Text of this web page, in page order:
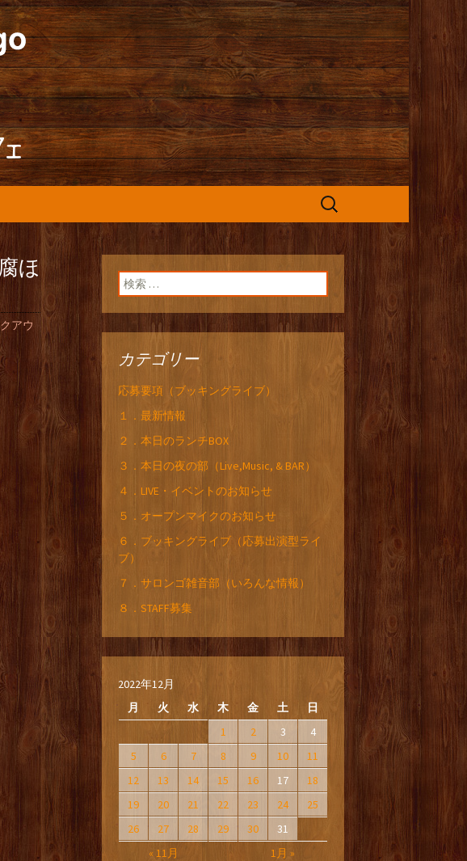
)カフェ』よりお
します。
検
ほ
アウ
検索:
カテゴリー
応募要項（ブッキングライブ）
１．最新情報
２．本日のランチBOX
３．本日の夜の部（Live,Music, & BAR）
４．LIVE・イベントのお知らせ
５．オープンマイクのお知らせ
６．ブッキングライブ（応募出演型ライ
ブ）
７．サロンゴ雑音部（いろんな情報）
８．STAFF募集
2022年12月
月
火 水 木 金 土 日
« 11月 1月 »
1 2 3
4
5
6 7 8 9 10
11
12
13 14 15 16 17
18
19
20 21 22 23 24
25
26
27 28 29 30 31